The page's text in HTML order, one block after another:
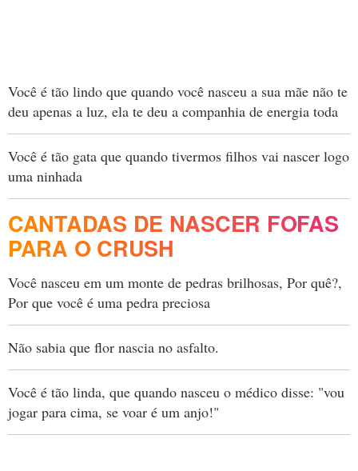
Você é tão lindo que quando você nasceu a sua mãe não te
deu apenas a luz, ela te deu a companhia de energia toda
Você é tão gata que quando tivermos filhos vai nascer logo
uma ninhada
CANTADAS DE NASCER FOFAS
PARA O CRUSH
Você nasceu em um monte de pedras brilhosas, Por quê?,
Por que você é uma pedra preciosa
Não sabia que flor nascia no asfalto.
Você é tão linda, que quando nasceu o médico disse: "vou
jogar para cima, se voar é um anjo!"